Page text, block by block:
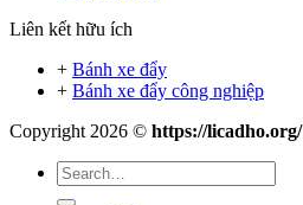
Liên kết hữu ích
+ Bánh xe đẩy
+ Bánh xe đẩy công nghiệp
Copyright 2026 © https://licadho.org/